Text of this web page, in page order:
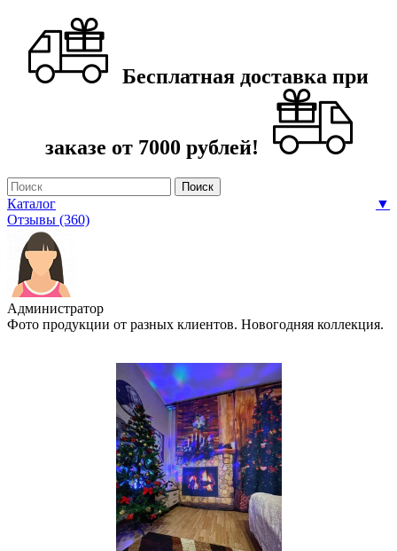
Бесплатная доставка при
заказе от 7000 рублей!
Каталог
▼
Отзывы (360)
Администратор
Фото продукции от разных клиентов. Новогодняя коллекция.